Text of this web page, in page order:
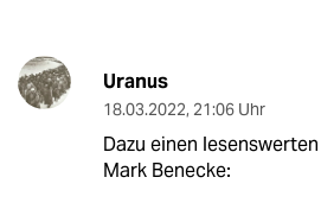
Uranus
18.03.2022, 21:06 Uhr
Dazu einen
Mark Benecke: